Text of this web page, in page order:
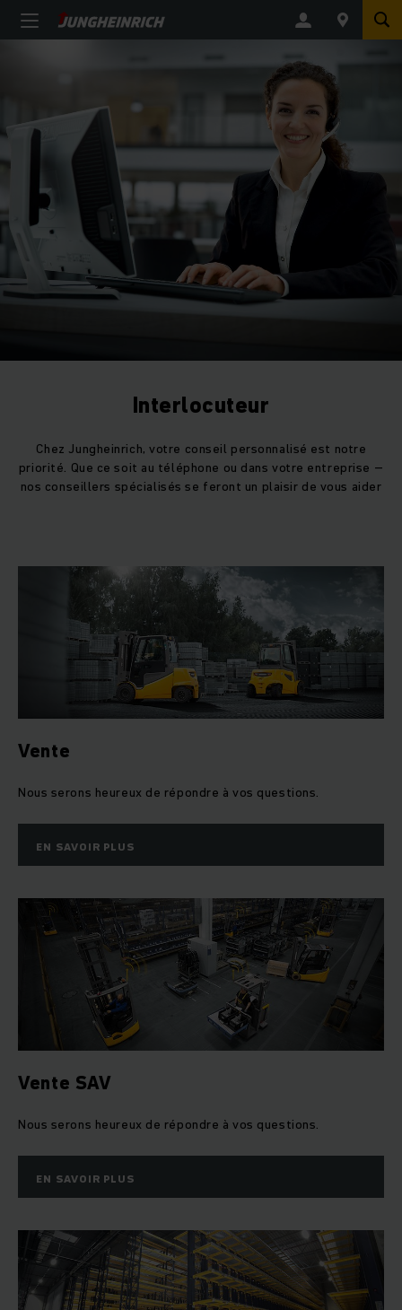
Interlocuteur
Chez Jungheinrich, votre conseil personnalisé est notre
priorité. Que ce soit au téléphone ou dans votre entreprise –
nos conseillers spécialisés se feront un plaisir de vous aider
Vente
Nous serons heureux de répondre à vos questions.
EN SAVOIR PLUS
Vente SAV
Nous serons heureux de répondre à vos questions.
EN SAVOIR PLUS